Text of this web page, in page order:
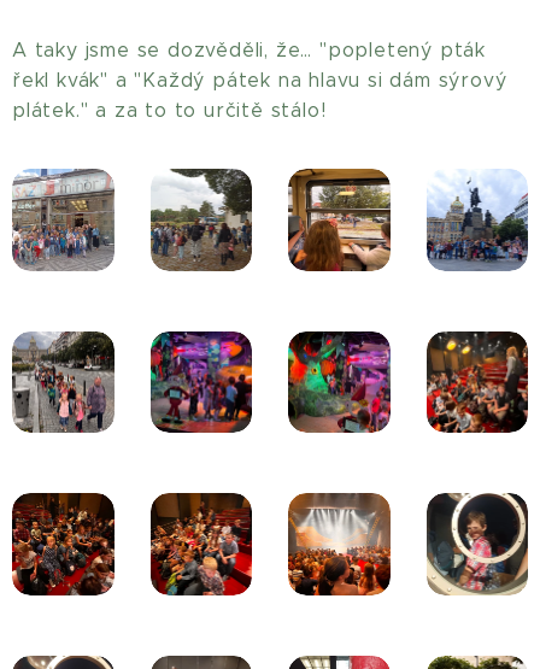
A taky jsme se dozvěděli, že… "popletený pták
řekl kvák" a "Každý pátek na hlavu si dám sýrový
plátek." a za to to určitě stálo!